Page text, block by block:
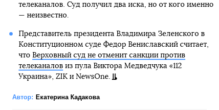
телеканалов. Суд получил два иска, но от кого именно
— неизвестно.
Представитель президента Владимира Зеленского в
Конституционном суде Федор Вениславский считает,
что Верховный суд не отменит санкции против
телеканаловиз пула Виктора Медведчука «112
Украина», ZIK и NewsOne.
Автор: Екатерина Кадакова